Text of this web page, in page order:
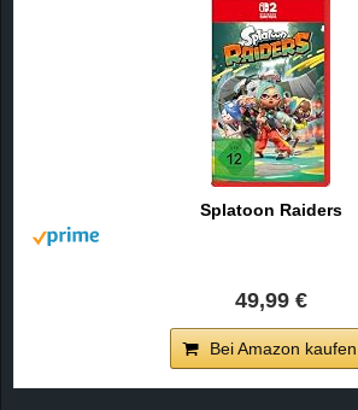
Splatoon Raiders
49,99 €
Bei Amazon kaufen